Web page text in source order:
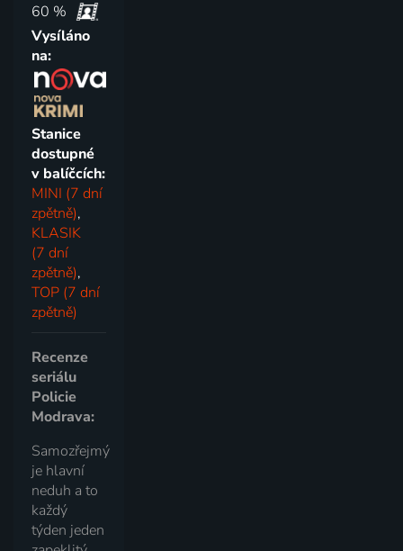
60 %
Vysíláno
na:
Stanice
dostupné
v balíčcích:
MINI (7 dní
zpětně),
KLASIK
(7 dní
zpětně),
TOP (7 dní
zpětně)
Recenze
seriálu
Policie
Modrava:
Samozřejmý
je hlavní
neduh a to
každý
týden jeden